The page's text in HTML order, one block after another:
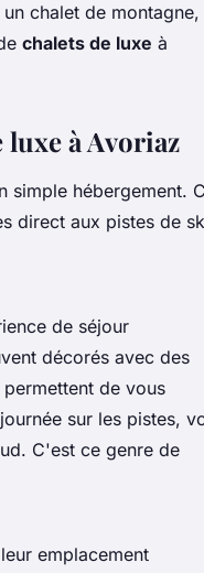
chalet de montagne,
chalets de luxe à
luxe à Avoriaz
simple hébergement.
direct aux pistes de
de séjour
décorés avec des
de vous
sur les pistes,
C'est ce genre de
emplacement